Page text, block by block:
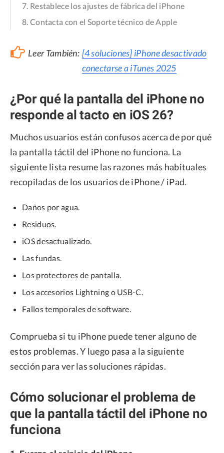
7. Restablece los ajustes de fábrica del iPhone
8. Contacta con el Soporte técnico de Apple
Leer También: [4 soluciones] iPhone desactivado
conectarse a iTunes 2025
¿Por qué la pantalla del iPhone no
responde al tacto en iOS 26?
Muchos usuarios están confusos acerca de por qué
la pantalla táctil del iPhone no funciona. La
siguiente lista resume las razones más habituales
recopiladas de los usuarios de iPhone / iPad.
Daños por agua.
Residuos.
iOS desactualizado.
Las fundas.
Los protectores de pantalla.
Los accesorios Lightning o USB-C.
Fallos temporales de software.
Comprueba si tu iPhone puede tener alguno de
estos problemas. Y luego pasa a la siguiente
sección para ver las soluciones rápidas.
Cómo solucionar el problema de
que la pantalla táctil del iPhone no
funciona